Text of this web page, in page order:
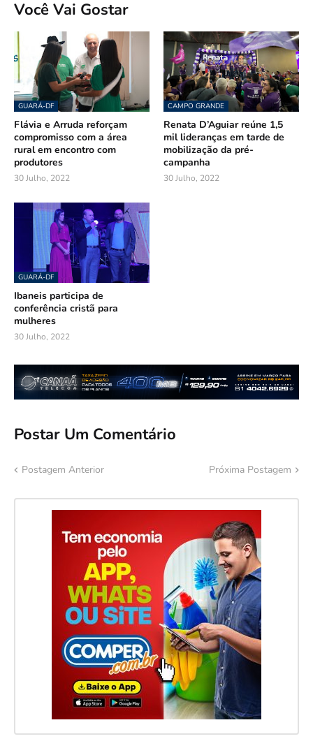
Você Vai Gostar
GUARÁ-DF
Flávia e Arruda reforçam
compromisso com a área
rural em encontro com
produtores
30 Julho, 2022
CAMPO GRANDE
Renata D’Aguiar reúne 1,5
mil lideranças em tarde de
mobilização da pré-
campanha
30 Julho, 2022
GUARÁ-DF
Ibaneis participa de
conferência cristã para
mulheres
30 Julho, 2022
Postar Um Comentário
Postagem Anterior Próxima Postagem